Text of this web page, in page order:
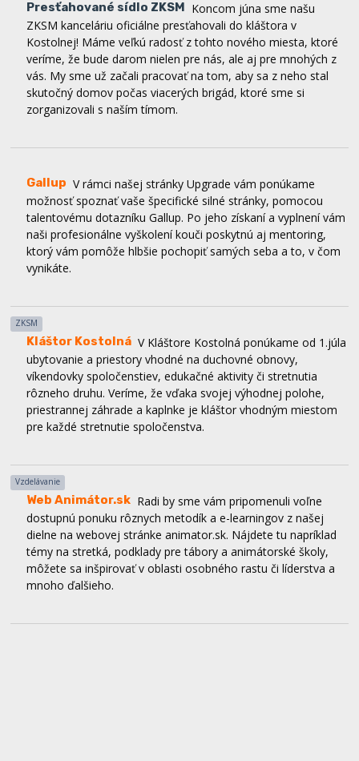
Kostolnej! Máme veľkú radosť z tohto nového miesta, ktoré
veríme, že bude darom nielen pre nás, ale aj pre mnohých z
vás. My sme už začali pracovať na tom, aby sa z neho stal
skutočný domov počas viacerých brigád, ktoré sme si
zorganizovali s naším tímom.
možnosť spoznať vaše špecifické silné stránky, pomocou
talentovému dotazníku Gallup. Po jeho získaní a vyplnení vám
naši profesionálne vyškolení kouči poskytnú aj mentoring,
ktorý vám pomôže hlbšie pochopiť samých seba a to, v čom
vynikáte.
Kláštor Kostolná
ubytovanie a priestory vhodné na duchovné obnovy,
víkendovky spoločenstiev, edukačné aktivity či stretnutia
rôzneho druhu. Veríme, že vďaka svojej výhodnej polohe,
priestrannej záhrade a kaplnke je kláštor vhodným miestom
pre každé stretnutie spoločenstva.
Web Animátor.sk
dostupnú ponuku rôznych metodík a e-learningov z našej
dielne na webovej stránke animator.sk. Nájdete tu napríklad
témy na stretká, podklady pre tábory a animátorské školy,
môžete sa inšpirovať v oblasti osobného rastu či líderstva a
mnoho ďalšieho.